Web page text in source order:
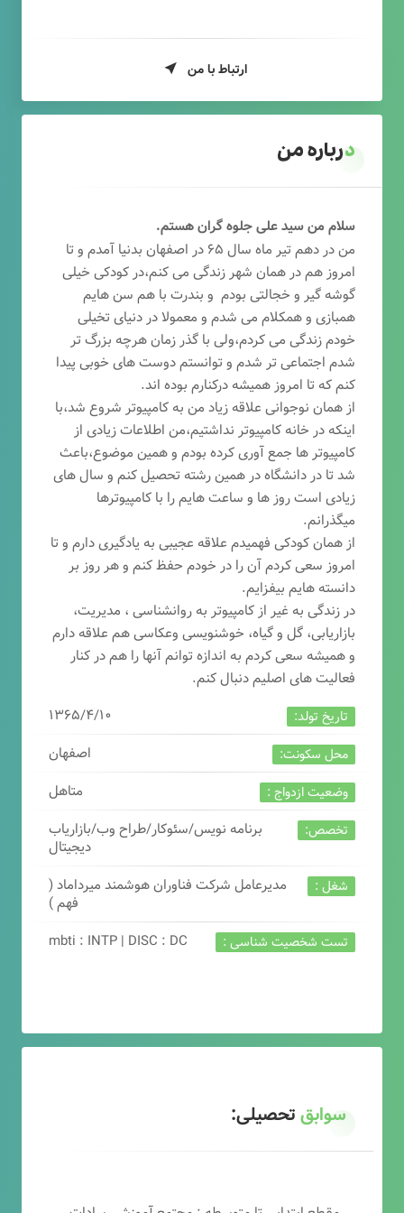
ارتباط با من
درباره من
سلام من سید علی جلوه گران هستم.
من در دهم تیر ماه سال ۶۵ در اصفهان بدنیا آمدم و تا
امروز هم در همان شهر زندگی می کنم،در کودکی خیلی
گوشه گیر و خجالتی بودم و بندرت با هم سن هایم
همبازی و همکلام می شدم و معمولا در دنیای تخیلی
خودم زندگی می کردم،ولی با گذر زمان هرچه بزرگ تر
شدم اجتماعی تر شدم و توانستم دوست های خوبی پیدا
کنم که تا امروز همیشه درکنارم بوده اند.
از همان نوجوانی علاقه زیاد من به کامپیوتر شروع شد،با
اینکه در خانه کامپیوتر نداشتیم،من اطلاعات زیادی از
کامپیوتر ها جمع آوری کرده بودم و همین موضوع،باعث
شد تا در دانشگاه در همین رشته تحصیل کنم و سال های
زیادی است روز ها و ساعت هایم را با کامپیوترها
میگذرانم.
از همان کودکی فهمیدم علاقه عجیبی به یادگیری دارم و تا
امروز سعی کردم آن را در خودم حفظ کنم و هر روز بر
دانسته هایم بیفزایم.
در زندگی به غیر از کامپیوتر به روانشناسی ، مدیریت،
بازاریابی، گل و گیاه، خوشنویسی وعکاسی هم علاقه دارم
و همیشه سعی کردم به اندازه توانم آنها را هم در کنار
فعالیت های اصلیم دنبال کنم.
تاریخ تولد: ۱۳۶۵/۴/۱۰
محل سکونت: اصفهان
وضعیت ازدواج : متاهل
تخصص:
برنامه نویس/سئوکار/طراح وب/بازاریاب
دیجیتال
شغل :
مدیرعامل شرکت فناوران هوشمند میرداماد (
فهم )
تست شخصیت شناسی : mbti : INTP | DISC : DC
سوابقتحصیلی: